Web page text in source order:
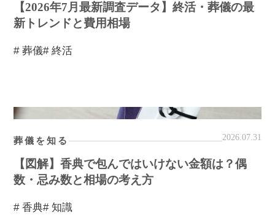
【2026年7月最新調査データ】終活・葬儀の最
新トレンドと費用相場
# 葬儀# 終活
葬儀を知る 2026.07.31
【図解】香典で包んではいけない金額は？偶
数・忌み数と相場の考え方
# 香典# 知識